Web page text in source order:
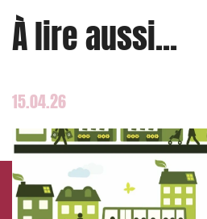
À lire aussi...
15.04.26